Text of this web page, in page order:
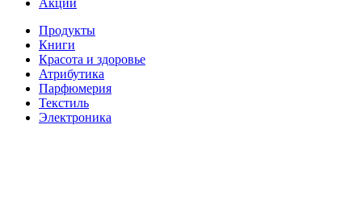
Акции
Продукты
Книги
Красота и здоровье
Атрибутика
Парфюмерия
Текстиль
Электроника